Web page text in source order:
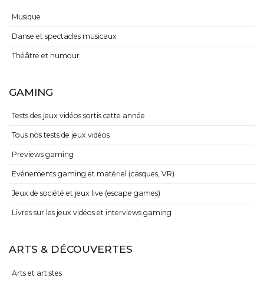
Musique
Danse et spectacles musicaux
Théâtre et humour
GAMING
Tests des jeux vidéos sortis cette année
Tous nos tests de jeux vidéos
Previews gaming
Evénements gaming et matériel (casques, VR)
Jeux de société et jeux live (escape games)
Livres sur les jeux vidéos et interviews gaming
ARTS & DÉCOUVERTES
Arts et artistes